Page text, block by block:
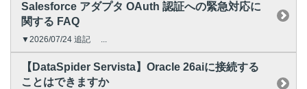
Salesforce アダプタ OAuth 認証への緊急対応に
関する FAQ
▼2026/07/24 追記 ...
【DataSpider Servista】Oracle 26aiに接続する
ことはできますか